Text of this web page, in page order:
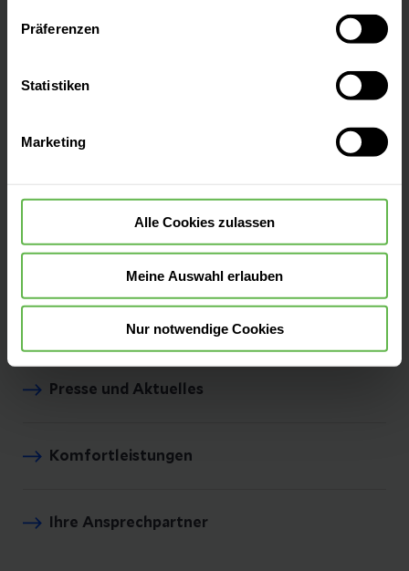
Es steht Ihnen frei, unsere Seite mit nur den notwendigen
Cookies zu benutzen, eine individuelle Auswahl
oder durch Auswahl von „Alle Cookies akzeptieren“ in die
widerrufen.
Präferenzen
Statistiken
Marketing
Alle Cookies zulassen
Meine Auswahl erlauben
Nur notwendige Cookies
Unser Kontaktformular
Klinikportrait
Presse und Aktuelles
Komfortleistungen
Ihre Ansprechpartner